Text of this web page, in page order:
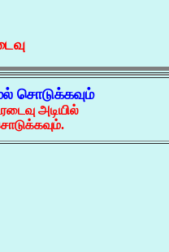
சொடுக்கவும்
அடியில்